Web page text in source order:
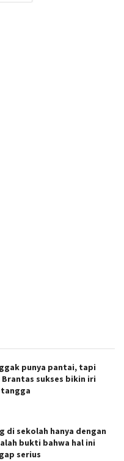
punya pantai, tapi
sukses bikin iri
di sekolah hanya dengan
bukti bahwa hal ini
serius